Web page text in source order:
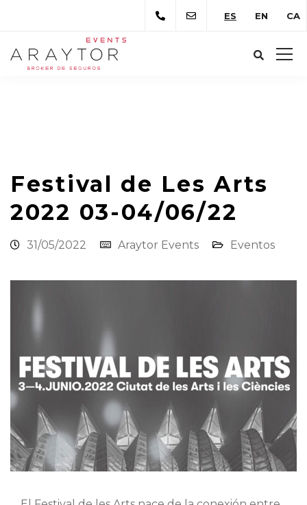
CA
EN
ES
Festival de Les Arts
2022 03-04/06/22
31/05/2022 Araytor Events Eventos